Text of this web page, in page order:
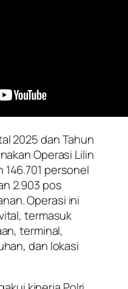
2025 dan Tahun
Operasi Lilin
personel
2.903 pos
Operasi ini
termasuk
terminal,
dan lokasi